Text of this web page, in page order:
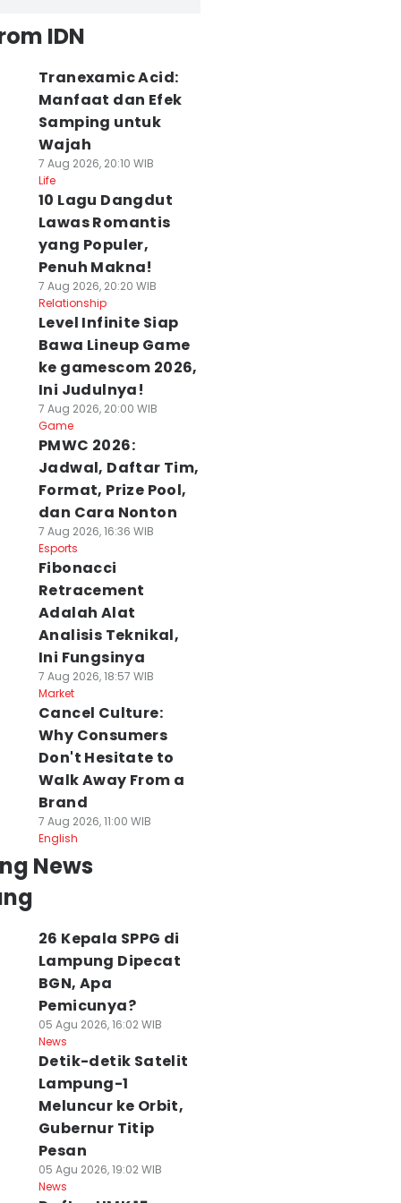
IDN
Tranexamic Acid:
Manfaat dan Efek
Samping untuk
Wajah
7 Aug 2026, 20:10 WIB
Life
10 Lagu Dangdut
Lawas Romantis
yang Populer,
Penuh Makna!
7 Aug 2026, 20:20 WIB
Relationship
Level Infinite Siap
Bawa Lineup Game
ke gamescom 2026,
Ini Judulnya!
7 Aug 2026, 20:00 WIB
Game
PMWC 2026:
Jadwal, Daftar Tim,
Format, Prize Pool,
dan Cara Nonton
7 Aug 2026, 16:36 WIB
Esports
Fibonacci
Retracement
Adalah Alat
Analisis Teknikal,
Ini Fungsinya
7 Aug 2026, 18:57 WIB
Market
Cancel Culture:
Why Consumers
Don't Hesitate to
Walk Away From a
Brand
7 Aug 2026, 11:00 WIB
English
News
26 Kepala SPPG di
Lampung Dipecat
BGN, Apa
Pemicunya?
05 Agu 2026, 16:02 WIB
News
Detik-detik Satelit
Lampung-1
Meluncur ke Orbit,
Gubernur Titip
Pesan
05 Agu 2026, 19:02 WIB
News